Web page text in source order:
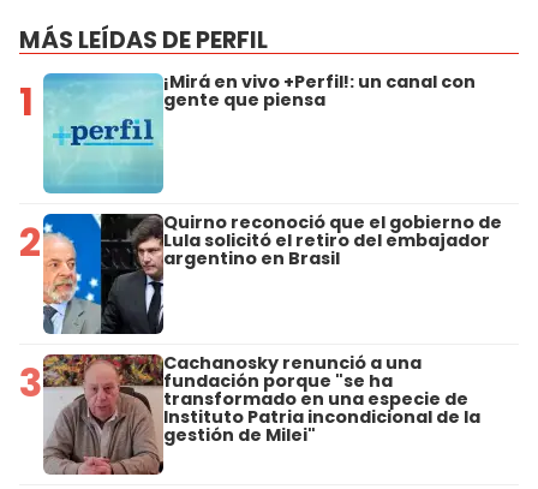
MÁS LEÍDAS DE PERFIL
1 ¡Mirá en vivo +Perfil!: un canal con
gente que piensa
2 Quirno reconoció que el gobierno de
Lula solicitó el retiro del embajador
argentino en Brasil
3 Cachanosky renunció a una
fundación porque "se ha
transformado en una especie de
Instituto Patria incondicional de la
gestión de Milei"